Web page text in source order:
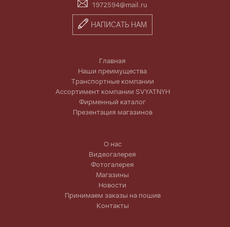
1972594@mail.ru
НАПИСАТЬ НАМ
Главная
Наши преимущества
Транспортные компании
Ассортимент компании SVYATNYH
Фирменный каталог
Презентация магазинов
О нас
Видеогалерея
Фотогалерея
Магазины
Новости
Принимаем заказы на пошив
Контакты